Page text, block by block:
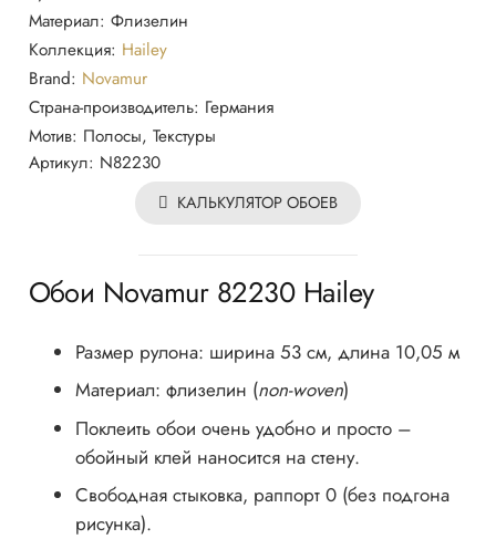
82230
Novamur
Материал: Флизелин
Коллекция: Hailey
Brand: Novamur
Страна-производитель: Германия
Мотив: Полосы, Текстуры
Артикул: N82230
КАЛЬКУЛЯТОР ОБОЕВ
Обои Novamur 82230 Hailey
Размер рулона: ширина 53 см, длина 10,05 м
Материал: флизелин (non-woven)
Поклеить обои очень удобно и просто –
обойный клей наносится на стену.
Cвободная стыковка, раппорт 0 (без подгона
рисунка).